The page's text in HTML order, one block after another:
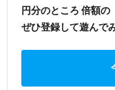
円分のところ 倍額の
ぜひ登録して遊んで